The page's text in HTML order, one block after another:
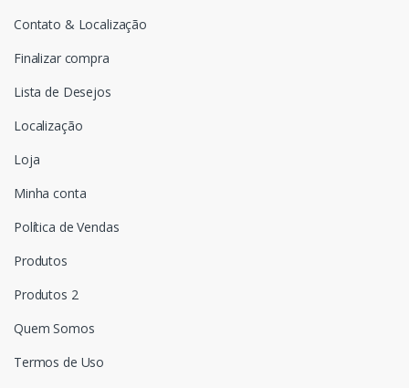
Contato & Localização
Finalizar compra
Lista de Desejos
Localização
Loja
Minha conta
Política de Vendas
Produtos
Produtos 2
Quem Somos
Termos de Uso